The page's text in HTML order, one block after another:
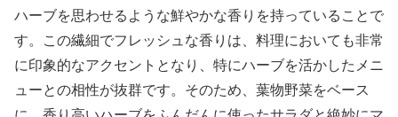
ハーブを思わせるような鮮やかな香りを持っていることで
す。この繊細でフレッシュな香りは、料理においても非常
に印象的なアクセントとなり、特にハーブを活かしたメニ
ューとの相性が抜群です。そのため、葉物野菜をベース